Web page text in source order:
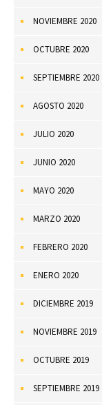
NOVIEMBRE 2020
OCTUBRE 2020
SEPTIEMBRE 2020
AGOSTO 2020
JULIO 2020
JUNIO 2020
MAYO 2020
MARZO 2020
FEBRERO 2020
ENERO 2020
DICIEMBRE 2019
NOVIEMBRE 2019
OCTUBRE 2019
SEPTIEMBRE 2019